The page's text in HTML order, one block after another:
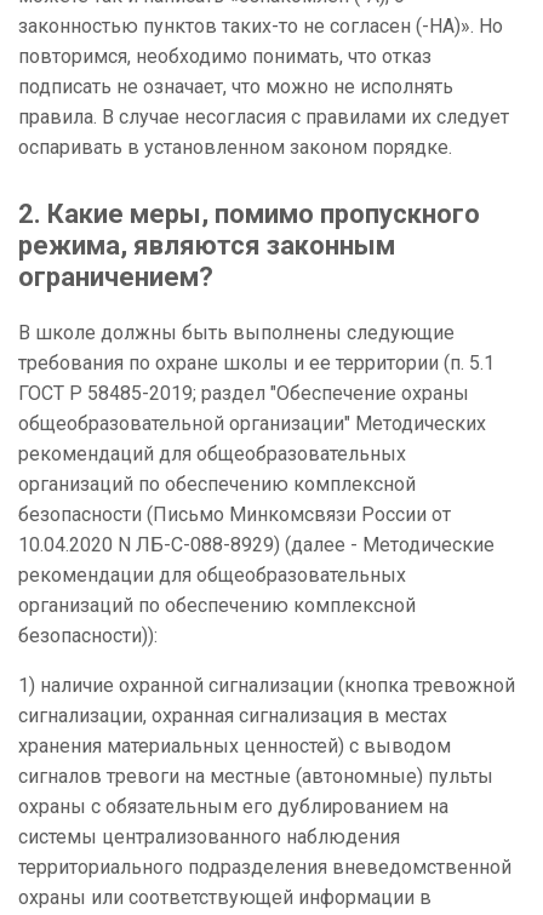
законностью пунктов таких-то не согласен (-НА)». Но
повторимся, необходимо понимать, что отказ
подписать не означает, что можно не исполнять
правила. В случае несогласия с правилами их следует
оспаривать в установленном законом порядке.
2. Какие меры, помимо пропускного
режима, являются законным
ограничением?
В школе должны быть выполнены следующие
требования по охране школы и ее территории (п. 5.1
ГОСТ Р 58485-2019; раздел "Обеспечение охраны
общеобразовательной организации" Методических
рекомендаций для общеобразовательных
организаций по обеспечению комплексной
безопасности (Письмо Минкомсвязи России от
10.04.2020 N ЛБ-С-088-8929) (далее - Методические
рекомендации для общеобразовательных
организаций по обеспечению комплексной
безопасности)):
1) наличие охранной сигнализации (кнопка тревожной
сигнализации, охранная сигнализация в местах
хранения материальных ценностей) с выводом
сигналов тревоги на местные (автономные) пульты
охраны с обязательным его дублированием на
системы централизованного наблюдения
территориального подразделения вневедомственной
охраны или соответствующей информации в